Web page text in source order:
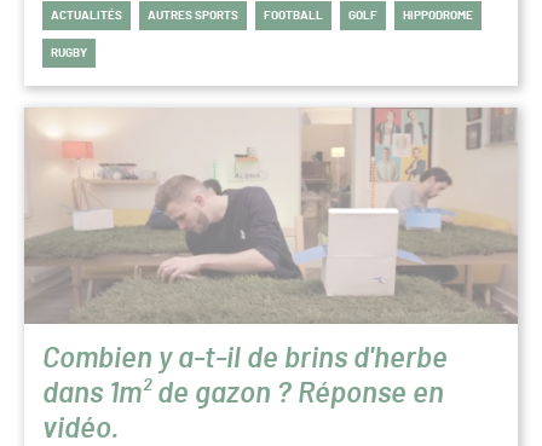
ACTUALITÉS AUTRES SPORTS FOOTBALL GOLF HIPPODROME
RUGBY
Combien y a-t-il de brins d'herbe
dans 1m² de gazon ? Réponse en
vidéo.